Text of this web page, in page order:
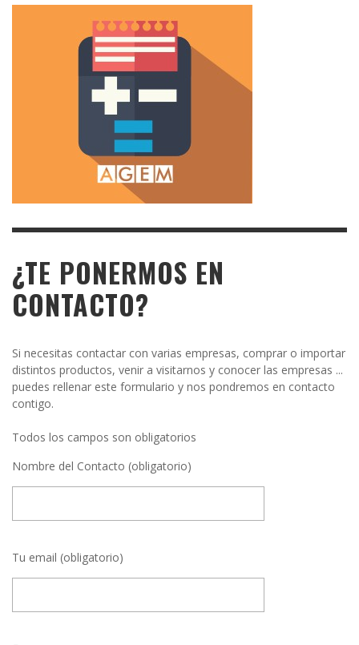
¿TE PONERMOS EN
CONTACTO?
Si necesitas contactar con varias empresas, comprar o importar
distintos productos, venir a visitarnos y conocer las empresas ...
puedes rellenar este formulario y nos pondremos en contacto
contigo.
Todos los campos son obligatorios
Nombre del Contacto (obligatorio)
Tu email (obligatorio)